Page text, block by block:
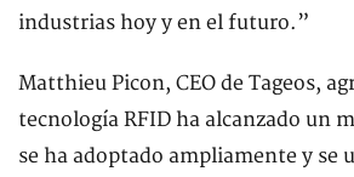
industrias hoy y en el futuro.”
Matthieu Picon, CEO de Tageos,
tecnología RFID ha alcanzado un
se ha adoptado ampliamente y se